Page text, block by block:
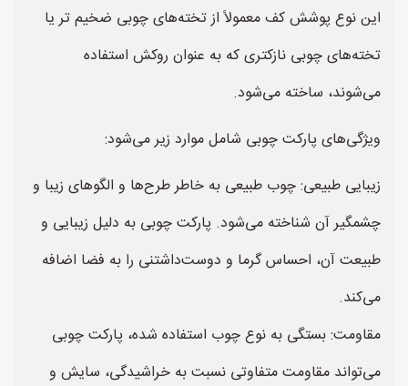
این نوع پوشش کف معمولاً از تخته‌های چوبی ضخیم تر یا
تخته‌های چوبی نازکتری که به عنوان روکش استفاده
می‌شوند، ساخته می‌شود.
ویژگی‌های پارکت چوبی شامل موارد زیر می‌شود:
زیبایی طبیعی: چوب طبیعی به خاطر طرح‌ها و الگوهای زیبا و
چشمگیر آن شناخته می‌شود. پارکت چوبی به دلیل زیبایی و
طبیعت آن، احساس گرما و دوست‌داشتنی را به فضا اضافه
می‌کند.
مقاومت: بستگی به نوع چوب استفاده شده، پارکت چوبی
می‌تواند مقاومت متفاوتی نسبت به خراشیدگی، سایش و